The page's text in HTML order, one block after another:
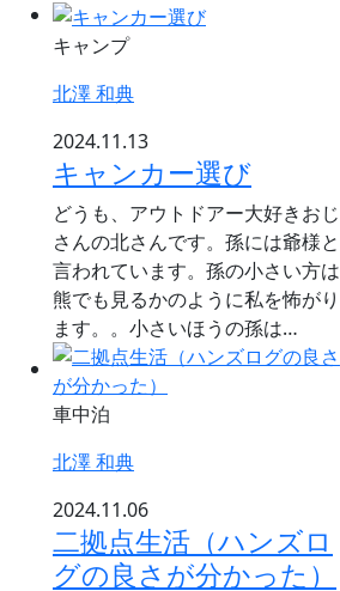
キャンプ
北澤 和典
2024.11.13
キャンカー選び
どうも、アウトドアー大好きおじ
さんの北さんです。孫には爺様と
言われています。孫の小さい方は
熊でも見るかのように私を怖がり
ます。。小さいほうの孫は…
車中泊
北澤 和典
2024.11.06
二拠点生活（ハンズロ
グの良さが分かった）